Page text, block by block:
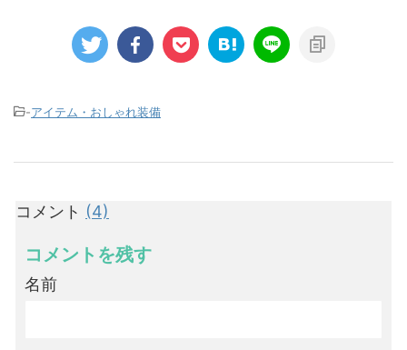
-アイテム・おしゃれ装備
コメント (4)
コメントを残す
名前